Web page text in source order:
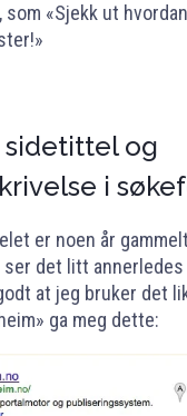
som «Sjekk ut
sidetittel og
i
er noen år
det litt annerledes
at jeg bruker det
ga meg dette: